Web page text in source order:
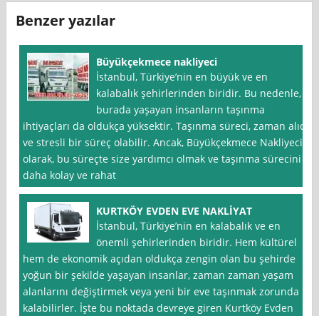
Benzer yazılar
Büyükçekmece nakliyeci
İstanbul, Türkiye’nin en büyük ve en
kalabalık şehirlerinden biridir. Bu nedenle,
burada yaşayan insanların taşınma
ihtiyaçları da oldukça yüksektir. Taşınma süreci, zaman alıcı
ve stresli bir süreç olabilir. Ancak, Büyükçekmece Nakliyeci
olarak, bu süreçte size yardımcı olmak ve taşınma sürecini
daha kolay ve rahat
KURTKÖY EVDEN EVE NAKLİYAT
İstanbul, Türkiye’nin en kalabalık ve en
önemli şehirlerinden biridir. Hem kültürel
hem de ekonomik açıdan oldukça zengin olan bu şehirde
yoğun bir şekilde yaşayan insanlar, zaman zaman yaşam
alanlarını değiştirmek veya yeni bir eve taşınmak zorunda
kalabilirler. İşte bu noktada devreye giren Kurtköy Evden